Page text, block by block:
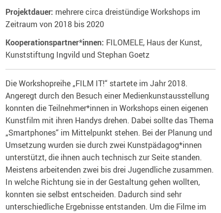
Projektdauer: mehrere circa dreistündige Workshops im
Zeitraum von 2018 bis 2020
Kooperationspartner*innen: FILOMELE, Haus der Kunst,
Kunststiftung Ingvild und Stephan Goetz
Die Workshopreihe „FILM IT!“ startete im Jahr 2018.
Angeregt durch den Besuch einer Medienkunstausstellung
konnten die Teilnehmer*innen in Workshops einen eigenen
Kunstfilm mit ihren Handys drehen. Dabei sollte das Thema
„Smartphones“ im Mittelpunkt stehen. Bei der Planung und
Umsetzung wurden sie durch zwei Kunstpädagog*innen
unterstützt, die ihnen auch technisch zur Seite standen.
Meistens arbeitenden zwei bis drei Jugendliche zusammen.
In welche Richtung sie in der Gestaltung gehen wollten,
konnten sie selbst entscheiden. Dadurch sind sehr
unterschiedliche Ergebnisse entstanden. Um die Filme im